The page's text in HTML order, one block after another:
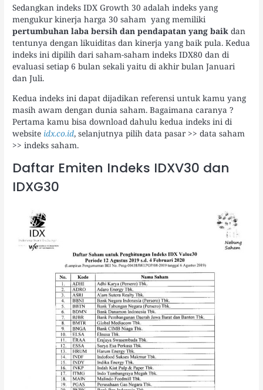
Sedangkan indeks IDX Growth 30 adalah indeks yang
mengukur kinerja harga 30 saham yang memiliki
pertumbuhan laba bersih dan pendapatan yang baik dan
tentunya dengan likuiditas dan kinerja yang baik pula. Kedua
indeks ini dipilih dari saham-saham indeks IDX80 dan di
evaluasi setiap 6 bulan sekali yaitu di akhir bulan Januari
dan Juli.
Kedua indeks ini dapat dijadikan referensi untuk kamu yang
masih awam dengan dunia saham. Bagaimana caranya ?
Pertama kamu bisa download dahulu kedua indeks ini di
website idx.co.id, selanjutnya pilih data pasar >> data saham
>> indeks saham.
Daftar Emiten Indeks IDXV30 dan
IDXG30